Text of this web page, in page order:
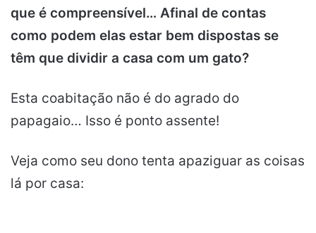
que é compreensível… Afinal de contas
como podem elas estar bem dispostas se
têm que dividir a casa com um gato?
Esta coabitação não é do agrado do
papagaio… Isso é ponto assente!
Veja como seu dono tenta apaziguar as coisas
lá por casa: